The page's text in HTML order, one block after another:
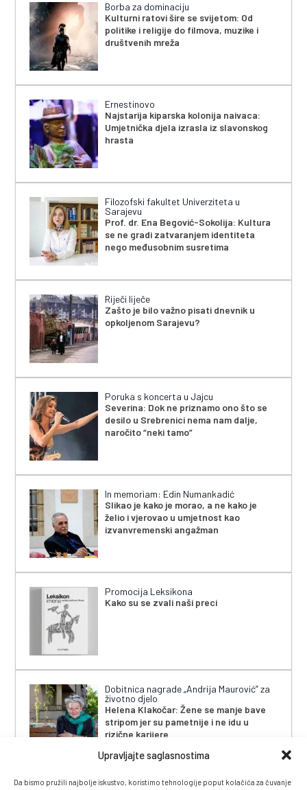
Upravljajte saglasnostima
Da bismo pružili najbolje iskustvo, koristimo tehnologije poput kolačića za čuvanje
Borba za dominaciju
Kulturni ratovi šire se svijetom: Od
politike i religije do filmova, muzike i
društvenih mreža
Ernestinovo
Najstarija kiparska kolonija naivaca:
Umjetnička djela izrasla iz slavonskog
hrasta
Filozofski fakultet Univerziteta u
Sarajevu
Prof. dr. Ena Begović-Sokolija: Kultura
se ne gradi zatvaranjem identiteta
nego međusobnim susretima
Riječi liječe
Zašto je bilo važno pisati dnevnik u
opkoljenom Sarajevu?
Poruka s koncerta u Jajcu
Severina: Dok ne priznamo ono što se
desilo u Srebrenici nema nam dalje,
naročito “neki tamo”
In memoriam: Edin Numankadić
Slikao je kako je morao, a ne kako je
želio i vjerovao u umjetnost kao
izvanvremenski angažman
Promocija Leksikona
Kako su se zvali naši preci
Dobitnica nagrade „Andrija Maurović” za
životno djelo
Helena Klakočar: Žene se manje bave
stripom jer su pametnije i ne idu u
rizične karijere